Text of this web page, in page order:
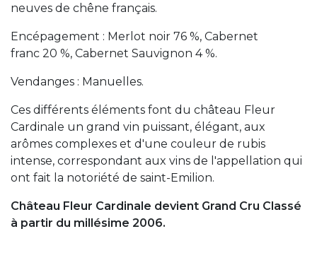
neuves de chêne français.
Encépagement : Merlot noir 76 %, Cabernet
franc 20 %, Cabernet Sauvignon 4 %.
Vendanges : Manuelles.
Ces différents éléments font du château Fleur
Cardinale un grand vin puissant, élégant, aux
arômes complexes et d'une couleur de rubis
intense, correspondant aux vins de l'appellation qui
ont fait la notoriété de saint-Emilion.
Château Fleur Cardinale devient Grand Cru Classé
à partir du millésime 2006.